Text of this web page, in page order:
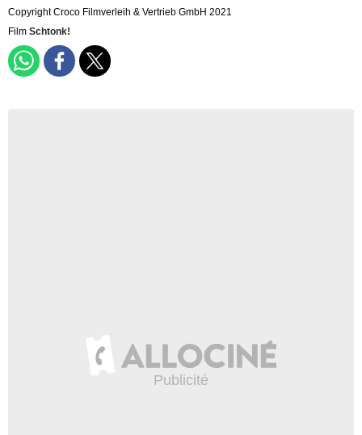
Copyright Croco Filmverleih & Vertrieb GmbH 2021
Film Schtonk!